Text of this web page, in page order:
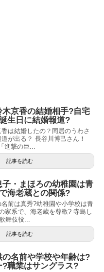
京香の結婚相手?自宅
生日に結婚報道?
は結婚したの？同居のうわさ
が出る？ 長谷川博己さん！
進撃の巨...
記事を読む
・まほろの幼稚園は青
海老蔵との関係?
前は真秀?幼稚園や小学校は青
家系で、海老蔵を尊敬? 寺島し
舞伎役...
記事を読む
名前や学校や年齢は?
?職業はサングラス?